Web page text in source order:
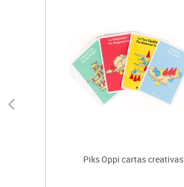
Piks Oppi cartas creativas